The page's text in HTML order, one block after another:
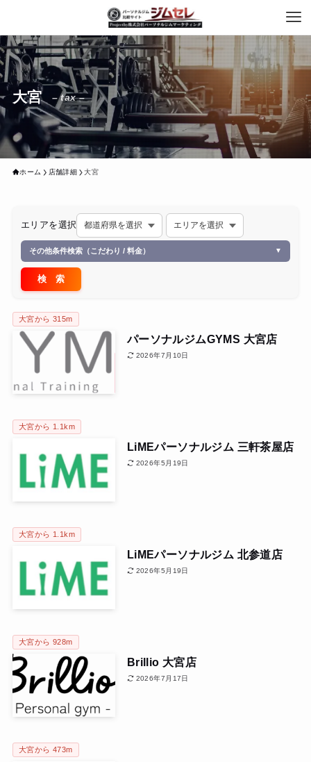
大宮 – tax –
ホーム 店舗詳細 大宮
エリアを選択
その他条件検索（こだわり / 料金） ▼
大宮から 315m
パーソナルジムGYMS 大宮店
2026年7月10日
大宮から 1.1km
LiMEパーソナルジム 三軒茶屋店
2026年5月19日
大宮から 1.1km
LiMEパーソナルジム 北参道店
2026年5月19日
大宮から 928m
Brillio 大宮店
2026年7月17日
大宮から 473m